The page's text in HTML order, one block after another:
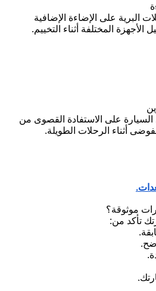
البرية على الإضاءة الإضافية
المختلفة أثناء التخييم.
على الاستفادة القصوى من
أثناء الرحلات الطويلة.
موثوقة؟
تأكد من: